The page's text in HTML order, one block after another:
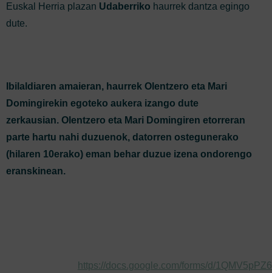
Euskal Herria plazan Udaberriko haurrek dantza egingo
dute.
Ibilaldiaren amaieran, haurrek Olentzero eta Mari
Domingirekin egoteko aukera izango dute
zerkausian. Olentzero eta Mari Domingiren etorreran
parte hartu nahi duzuenok, datorren ostegunerako
(hilaren 10erako) eman behar duzue izena ondorengo
eranskinean.
https://docs.google.com/forms/d/